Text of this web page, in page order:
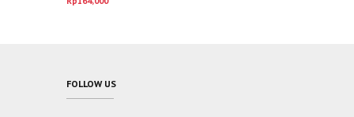
dari 5
FOLLOW US